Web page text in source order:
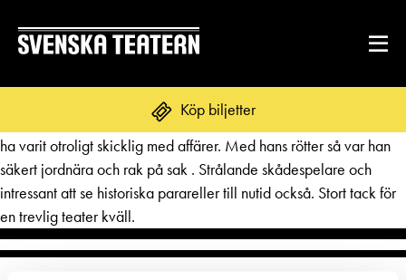
Köp biljetter
REPERTOAR & BILJETTER
Repertoar
DITT BESÖK
Jag tyckte pjäsen om Amos Anderson var sevärd och intressant.
Var väl bra att också visades hans negativa sidor men han måste
ha varit otroligt skicklig med affärer. Med hans rötter så var han
säkert jordnära och rak på sak . Strålande skådespelare och
intressant att se historiska parareller till nutid också. Stort tack för
en trevlig teater kväll.